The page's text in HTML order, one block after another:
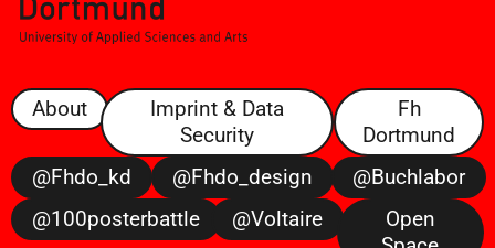
About
Imprint & Data
Security
Fh
Dortmund
@fhdo_kd
@fhdo_design
@buchlabor
@100posterbattle
@voltaire
Open